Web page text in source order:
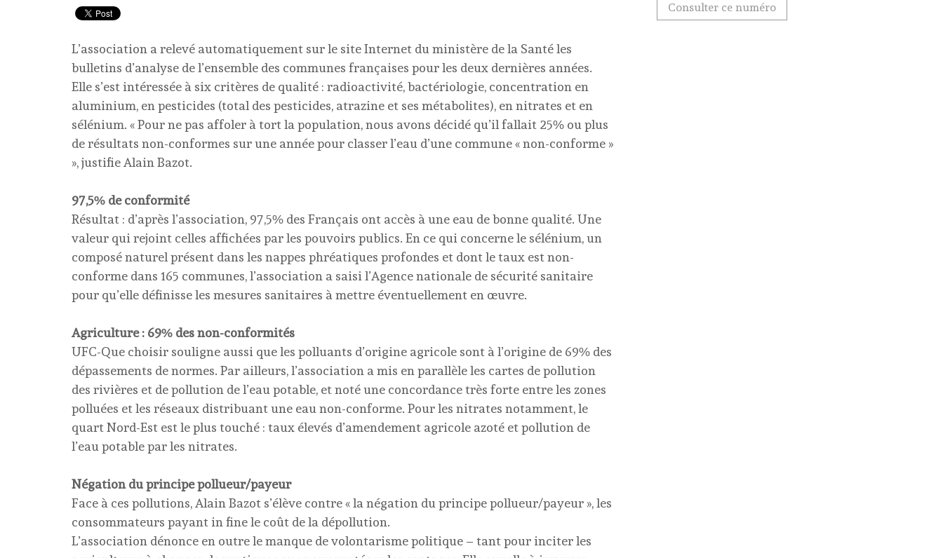
L’association a relevé automatiquement sur le site Internet du ministère de la Santé les
bulletins d’analyse de l’ensemble des communes françaises pour les deux dernières années.
Elle s’est intéressée à six critères de qualité : radioactivité, bactériologie, concentration en
aluminium, en pesticides (total des pesticides, atrazine et ses métabolites), en nitrates et en
sélénium. « Pour ne pas affoler à tort la population, nous avons décidé qu’il fallait 25% ou plus
de résultats non-conformes sur une année pour classer l’eau d’une commune « non-conforme »
», justifie Alain Bazot.
97,5% de conformité
Résultat : d’après l’association, 97,5% des Français ont accès à une eau de bonne qualité. Une
valeur qui rejoint celles affichées par les pouvoirs publics. En ce qui concerne le sélénium, un
composé naturel présent dans les nappes phréatiques profondes et dont le taux est non-
conforme dans 165 communes, l’association a saisi l’Agence nationale de sécurité sanitaire
pour qu’elle définisse les mesures sanitaires à mettre éventuellement en œuvre.
Agriculture : 69% des non-conformités
UFC-Que choisir souligne aussi que les polluants d’origine agricole sont à l’origine de 69% des
dépassements de normes. Par ailleurs, l’association a mis en parallèle les cartes de pollution
des rivières et de pollution de l’eau potable, et noté une concordance très forte entre les zones
polluées et les réseaux distribuant une eau non-conforme. Pour les nitrates notamment, le
quart Nord-Est est le plus touché : taux élevés d’amendement agricole azoté et pollution de
l’eau potable par les nitrates.
Négation du principe pollueur/payeur
Face à ces pollutions, Alain Bazot s’élève contre « la négation du principe pollueur/payeur », les
consommateurs payant in fine le coût de la dépollution.
L’association dénonce en outre le manque de volontarisme politique – tant pour inciter les
Consulter ce numéro